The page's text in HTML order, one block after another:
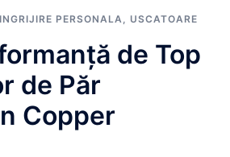
INGRIJIRE PERSONALA, USCATOARE
de Top
de Păr
Copper